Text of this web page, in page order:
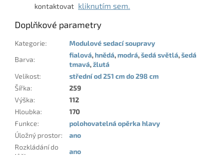
kontaktovat kliknutím sem.
Doplňkové parametry
Kategorie:
Modulové sedací soupravy
Barva:
fialová,hnědá,modrá,šedá světlá,šedá
tmavá,žlutá
Velikost:
střední od 251 cm do 298 cm
Šířka:
259
Výška:
112
Hloubka:
170
Funkce:
polohovatelná opěrka hlavy
Úložný prostor:
ano
Rozkládání do
ano